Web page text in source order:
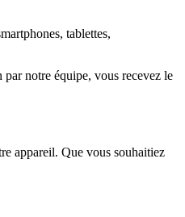
tablettes,
notre équipe, vous recevez le
appareil. Que vous souhaitiez